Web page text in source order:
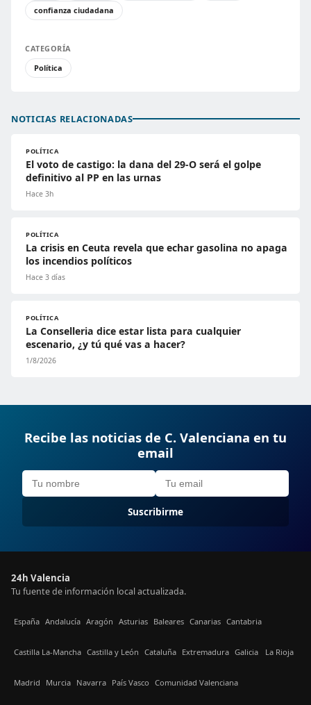
confianza ciudadana
CATEGORÍA
Política
NOTICIAS RELACIONADAS
POLÍTICA
El voto de castigo: la dana del 29-O será el golpe
definitivo al PP en las urnas
Hace 3h
POLÍTICA
La crisis en Ceuta revela que echar gasolina no apaga
los incendios políticos
Hace 3 días
POLÍTICA
La Conselleria dice estar lista para cualquier
escenario, ¿y tú qué vas a hacer?
1/8/2026
Recibe las noticias de C. Valenciana en tu
email
Suscribirme
24h Valencia
Tu fuente de información local actualizada.
España Andalucía Aragón Asturias Baleares Canarias Cantabria
Castilla La-Mancha Castilla y León Cataluña Extremadura Galicia La Rioja
Madrid Murcia Navarra País Vasco Comunidad Valenciana